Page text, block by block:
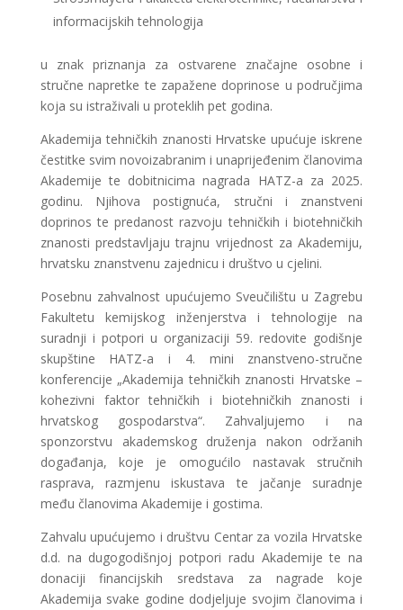
informacijskih tehnologija
u znak priznanja za ostvarene značajne osobne i
stručne napretke te zapažene doprinose u područjima
koja su istraživali u proteklih pet godina.
Akademija tehničkih znanosti Hrvatske upućuje iskrene
čestitke svim novoizabranim i unaprijeđenim članovima
Akademije te dobitnicima nagrada HATZ-a za 2025.
godinu. Njihova postignuća, stručni i znanstveni
doprinos te predanost razvoju tehničkih i biotehničkih
znanosti predstavljaju trajnu vrijednost za Akademiju,
hrvatsku znanstvenu zajednicu i društvo u cjelini.
Posebnu zahvalnost upućujemo Sveučilištu u Zagrebu
Fakultetu kemijskog inženjerstva i tehnologije na
suradnji i potpori u organizaciji 59. redovite godišnje
skupštine HATZ-a i 4. mini znanstveno-stručne
konferencije „Akademija tehničkih znanosti Hrvatske –
kohezivni faktor tehničkih i biotehničkih znanosti i
hrvatskog gospodarstva“. Zahvaljujemo i na
sponzorstvu akademskog druženja nakon održanih
događanja, koje je omogućilo nastavak stručnih
rasprava, razmjenu iskustava te jačanje suradnje
među članovima Akademije i gostima.
Zahvalu upućujemo i društvu Centar za vozila Hrvatske
d.d. na dugogodišnjoj potpori radu Akademije te na
donaciji financijskih sredstava za nagrade koje
Akademija svake godine dodjeljuje svojim članovima i